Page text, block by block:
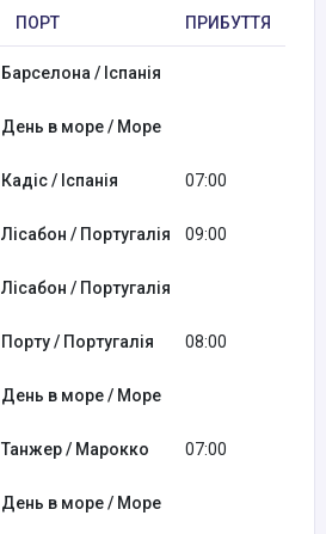
ПОРТ ПРИБУТТЯ
Барселона / Іспанія
День в море / Море
Кадіс / Іспанія 07:00
Лісабон / Португалія 09:00
Лісабон / Португалія
Порту / Португалія 08:00
День в море / Море
Танжер / Марокко 07:00
День в море / Море